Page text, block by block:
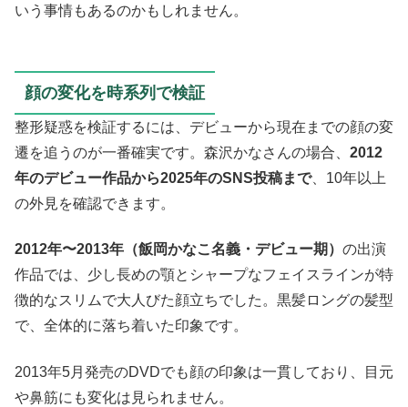
いう事情もあるのかもしれません。
顔の変化を時系列で検証
整形疑惑を検証するには、デビューから現在までの顔の変
遷を追うのが一番確実です。森沢かなさんの場合、 2012
年のデビュー作品から2025年のSNS投稿まで、10年以上
の外見を確認できます。
2012年〜2013年（飯岡かなこ名義・デビュー期） の出演
作品では、少し長めの顎とシャープなフェイスラインが特
徴的なスリムで大人びた顔立ちでした。黒髪ロングの髪型
で、全体的に落ち着いた印象です。
2013年5月発売のDVDでも顔の印象は一貫しており、目元
や鼻筋にも変化は見られません。